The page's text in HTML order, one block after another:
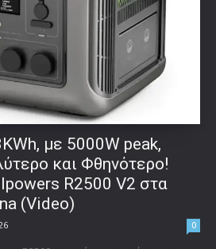
με 5000W peak,
και Φθηνότερο!
R2500 V2 στα
(Video)
0